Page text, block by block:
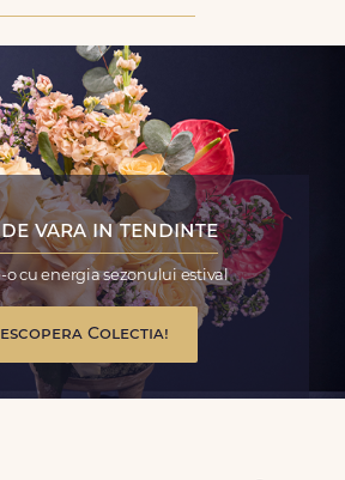
vara in tendinte
o cu energia sezonului estival
Colectia!